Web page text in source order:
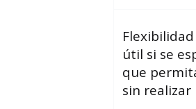
útil si se
que
sin